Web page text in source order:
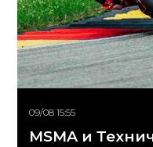
09/08 15:55
MSMA и